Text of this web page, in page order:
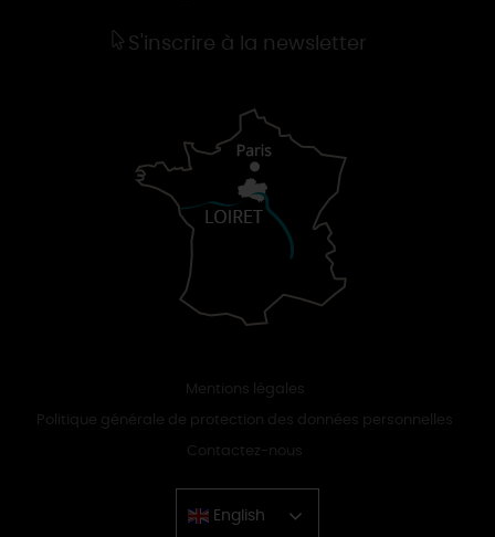
S'inscrire à la newsletter
Mentions légales
Politique générale de protection des données personnelles
Contactez-nous
English